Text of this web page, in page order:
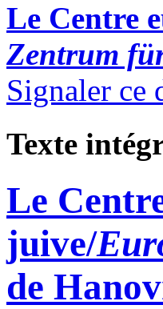
Le Centre
Zentrum
Signaler ce
Texte
Le
juive/
de